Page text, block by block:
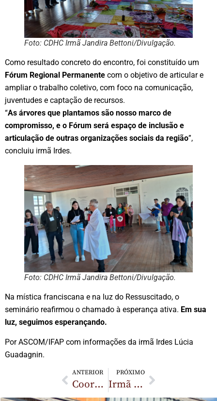
Foto: CDHC Irmã Jandira Bettoni/Divulgação.
Como resultado concreto do encontro, foi constituído um
Fórum Regional Permanente com o objetivo de articular e
ampliar o trabalho coletivo, com foco na comunicação,
juventudes e captação de recursos.
“As árvores que plantamos são nosso marco de
compromisso, e o Fórum será espaço de inclusão e
articulação de outras organizações sociais da região”,
concluiu irmã Irdes.
Foto: CDHC Irmã Jandira Bettoni/Divulgação.
Na mística franciscana e na luz do Ressuscitado, o
seminário reafirmou o chamado à esperança ativa. Em sua
luz, seguimos esperançando.
Por ASCOM/IFAP com informações da irmã Irdes Lúcia
Guadagnin.
ANTERIOR
Coordenação Geral das IFAP realiza visita fraterna à Irmandade São Judas Tadeu, em Lages (SC)
PRÓXIMO
Irmã Ida Meneghelli: “A congregação está inteirinha no meu coração”